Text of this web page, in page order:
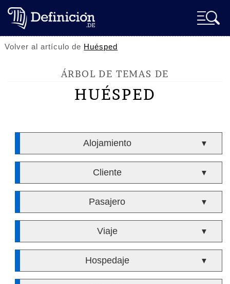
Volver al artículo de Huésped
ÁRBOL DE TEMAS DE
HUÉSPED
Alojamiento ▼
Cliente ▼
Pasajero ▼
Viaje ▼
Hospedaje ▼